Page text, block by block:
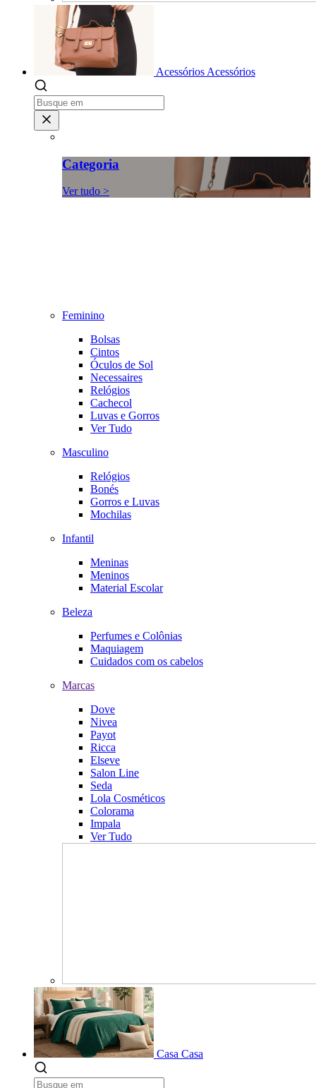
Acessórios Acessórios
Categoria
Ver tudo >
Feminino
Bolsas
Cintos
Óculos de Sol
Necessaires
Relógios
Cachecol
Luvas e Gorros
Ver Tudo
Masculino
Relógios
Bonés
Gorros e Luvas
Mochilas
Infantil
Meninas
Meninos
Material Escolar
Beleza
Perfumes e Colônias
Maquiagem
Cuidados com os cabelos
Marcas
Dove
Nivea
Payot
Ricca
Elseve
Salon Line
Seda
Lola Cosméticos
Colorama
Impala
Ver Tudo
Casa Casa